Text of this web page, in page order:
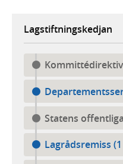
Lagstiftningskedjan
Kommittédirektiv
Statens
Lagrådsremiss